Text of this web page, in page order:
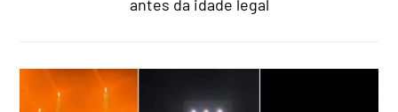
antes da idade legal